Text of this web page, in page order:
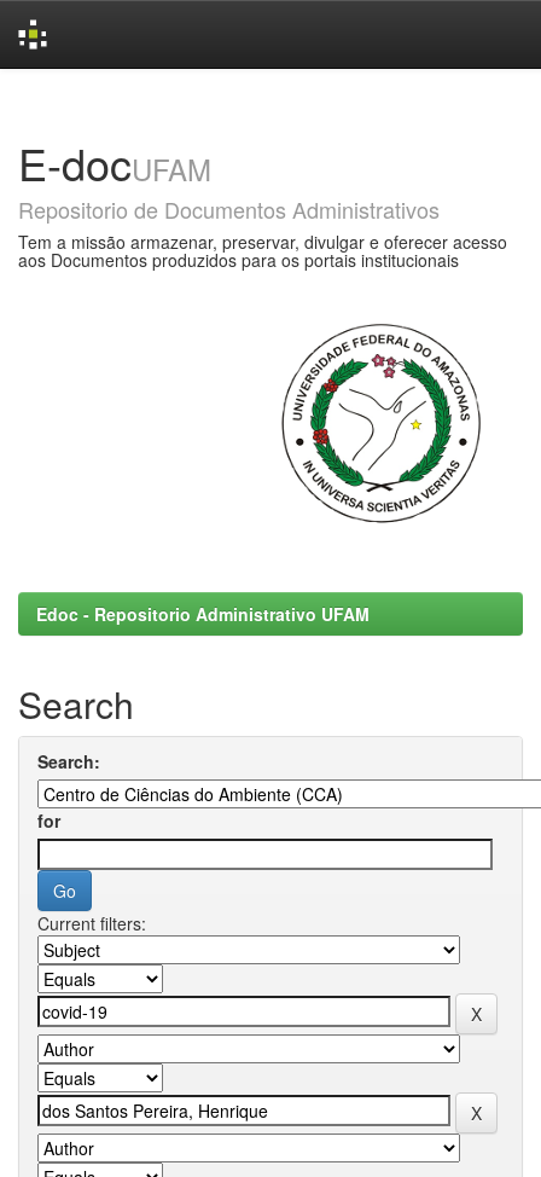
E-docUFAM
Repositorio de Documentos Administrativos
Tem a missão armazenar, preservar, divulgar e oferecer acesso
aos Documentos produzidos para os portais institucionais
Edoc - Repositorio Administrativo UFAM
Search
Search:
for
Current filters: